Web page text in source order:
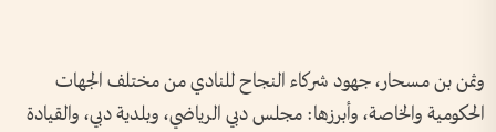
وثمن بن مسحار، جهود شركاء النجاح للنادي من مختلف الجهات
الحكومية والخاصة، وأبرزها: مجلس دبي الرياضي، وبلدية دبي، والقيادة